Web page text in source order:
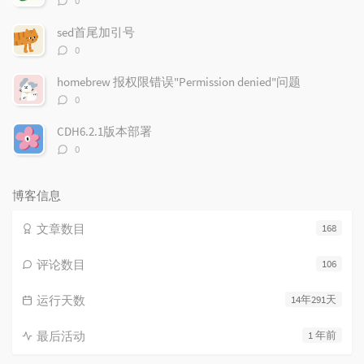
数：
sed首尾加引号
评
数：
0
homebrew 报权限错误"Permission denied"问题
评
数：
0
CDH6.2.1版本部署
评
0
博客信息
168
文章数目
106
评论数目
14年291天
运行天数
1 年前
最后活动